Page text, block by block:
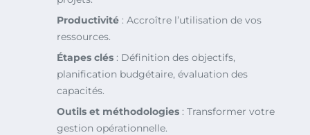
Productivité : Accroître l’utilisation de vos
ressources.
Étapes clés : Définition des objectifs,
planification budgétaire, évaluation des
capacités.
Outils et méthodologies : Transformer votre
gestion opérationnelle.